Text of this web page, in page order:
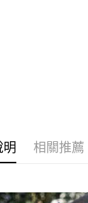
明 相關推薦